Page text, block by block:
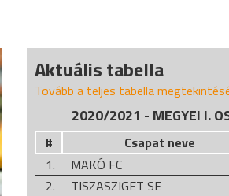
Aktuális tabella
Tovább a teljes tabella
2020/2021 - MEGYEI I.
# Csapat neve
1.
MAKÓ FC
2.
TISZASZIGET SE